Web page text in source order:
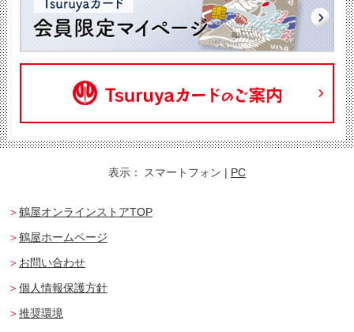
表示： スマートフォン | PC
鶴屋オンラインストアTOP
鶴屋ホームページ
お問い合わせ
個人情報保護方針
推奨環境